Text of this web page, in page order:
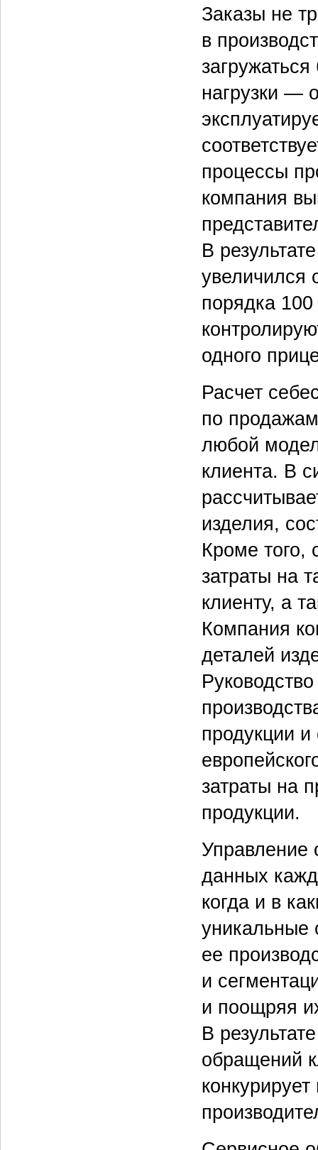
Заказы не
в
нагрузки —
процессы
компания
В
увеличился
порядка
одного
Расчет
по
любой
клиента. В
изделия,
Кроме того,
затраты на
клиенту, а
Компания
деталей
продукции
затраты на
продукции.
Управление
данных
когда и в
уникальные
ее
и
и поощряя
В
обращений